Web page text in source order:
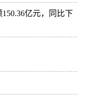
亿元，同比下